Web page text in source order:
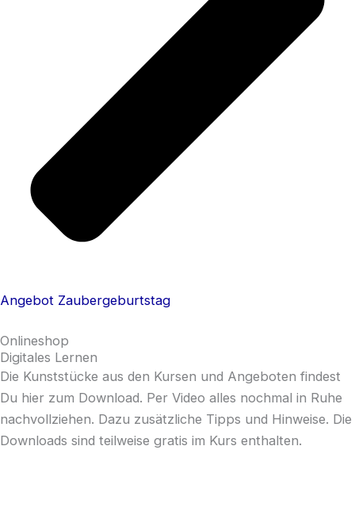
Angebot Zaubergeburtstag
Onlineshop
Digitales Lernen
Die Kunststücke aus den Kursen und Angeboten findest
Du hier zum Download. Per Video alles nochmal in Ruhe
nachvollziehen. Dazu zusätzliche Tipps und Hinweise. Die
Downloads sind teilweise gratis im Kurs enthalten.